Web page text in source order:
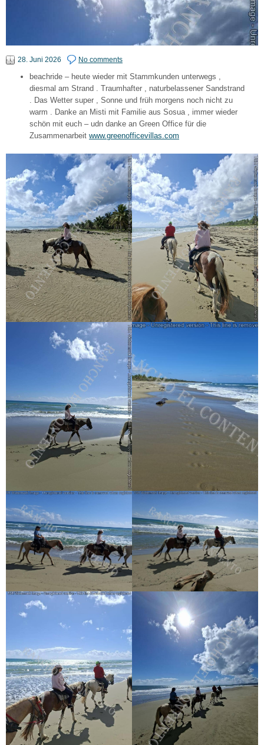
28. Juni 2026 No comments
beachride – heute wieder mit Stammkunden unterwegs ,
diesmal am Strand . Traumhafter , naturbelassener Sandstrand
. Das Wetter super , Sonne und früh morgens noch nicht zu
warm . Danke an Misti mit Familie aus Sosua , immer wieder
schön mit euch – udn danke an Green Office für die
Zusammenarbeit www.greenofficevillas.com